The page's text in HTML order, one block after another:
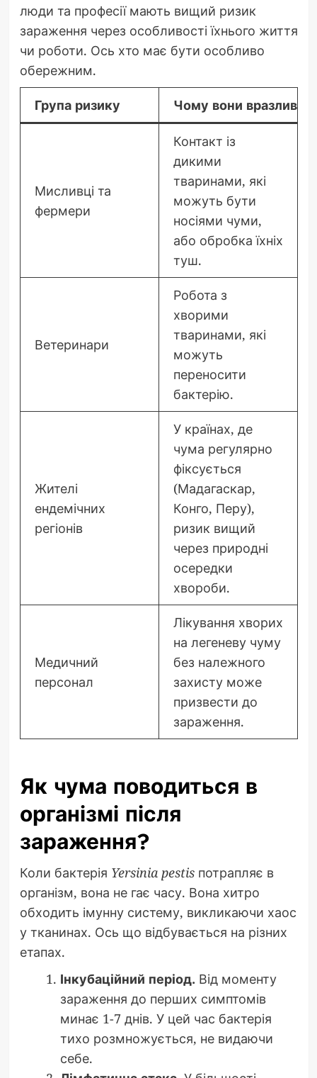
люди та професії мають вищий ризик
зараження через особливості їхнього життя
чи роботи. Ось хто має бути особливо
обережним.
Група ризику Чому вони вразливі?
Мисливці та
фермери
Контакт із
дикими
тваринами, які
можуть бути
носіями чуми,
або обробка їхніх
туш.
Ветеринари
Робота з
хворими
тваринами, які
можуть
переносити
бактерію.
Жителі
ендемічних
регіонів
У країнах, де
чума регулярно
фіксується
(Мадагаскар,
Конго, Перу),
ризик вищий
через природні
осередки
хвороби.
Медичний
персонал
Лікування хворих
на легеневу чуму
без належного
захисту може
призвести до
зараження.
Як чума поводиться в
організмі після
зараження?
Коли бактерія Yersinia pestisпотрапляє в
організм, вона не гає часу. Вона хитро
обходить імунну систему, викликаючи хаос
у тканинах. Ось що відбувається на різних
етапах.
Інкубаційний період. Від моменту
зараження до перших симптомів
минає 1-7 днів. У цей час бактерія
тихо розмножується, не видаючи
себе.